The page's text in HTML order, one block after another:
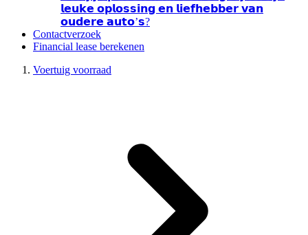
𝗹𝗲𝘂𝗸𝗲 𝗼𝗽𝗹𝗼𝘀𝘀𝗶𝗻𝗴 𝗲𝗻 𝗹𝗶𝗲𝗳𝗵𝗲𝗯𝗯𝗲𝗿 𝘃𝗮𝗻
𝗼𝘂𝗱𝗲𝗿𝗲 𝗮𝘂𝘁𝗼’𝘀?
Contactverzoek
Financial lease berekenen
Voertuig voorraad